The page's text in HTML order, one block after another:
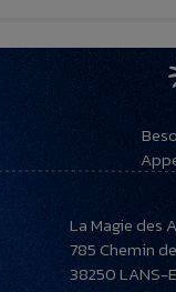
La Magie des
785 Chemin
38250LANS-